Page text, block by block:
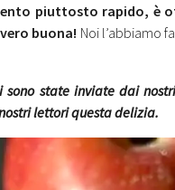
piuttosto rapido, è
buona! Noi l’abbiamo
state inviate dai
lettori questa delizia.